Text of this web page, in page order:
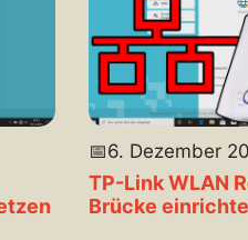
📅6. Dezember
TP-Link WLAN
Brücke